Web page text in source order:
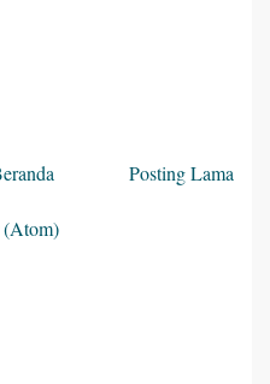
Posting Lama
(Atom)